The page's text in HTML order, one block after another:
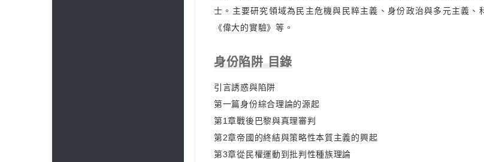
士。主要研究領域為民主危機與民粹主義、身份政治與多元主義、
《偉大的實驗》等。
身份陷阱 目錄
引言誘惑與陷阱
第一篇身份綜合理論的源起
第1章戰後巴黎與真理審判
第2章帝國的終結與策略性本質主義的興起
第3章從民權運動到批判性種族理論